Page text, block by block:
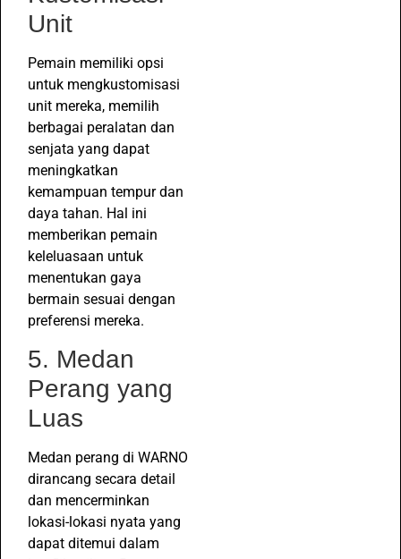
Unit
Pemain memiliki opsi
untuk mengkustomisasi
unit mereka, memilih
berbagai peralatan dan
senjata yang dapat
meningkatkan
kemampuan tempur dan
daya tahan. Hal ini
memberikan pemain
keleluasaan untuk
menentukan gaya
bermain sesuai dengan
preferensi mereka.
5. Medan
Perang yang
Luas
Medan perang di WARNO
dirancang secara detail
dan mencerminkan
lokasi-lokasi nyata yang
dapat ditemui dalam